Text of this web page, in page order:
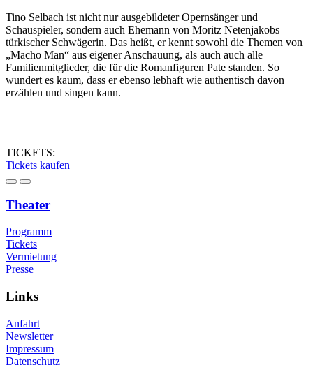
Tino Selbach ist nicht nur ausgebildeter Opernsänger und
Schauspieler, sondern auch Ehemann von Moritz Netenjakobs
türkischer Schwägerin. Das heißt, er kennt sowohl die Themen von
„Macho Man“ aus eigener Anschauung, als auch auch alle
Familienmitglieder, die für die Romanfiguren Pate standen. So
wundert es kaum, dass er ebenso lebhaft wie authentisch davon
erzählen und singen kann.
TICKETS:
Tickets kaufen
Theater
Programm
Tickets
Vermietung
Presse
Links
Anfahrt
Newsletter
Impressum
Datenschutz